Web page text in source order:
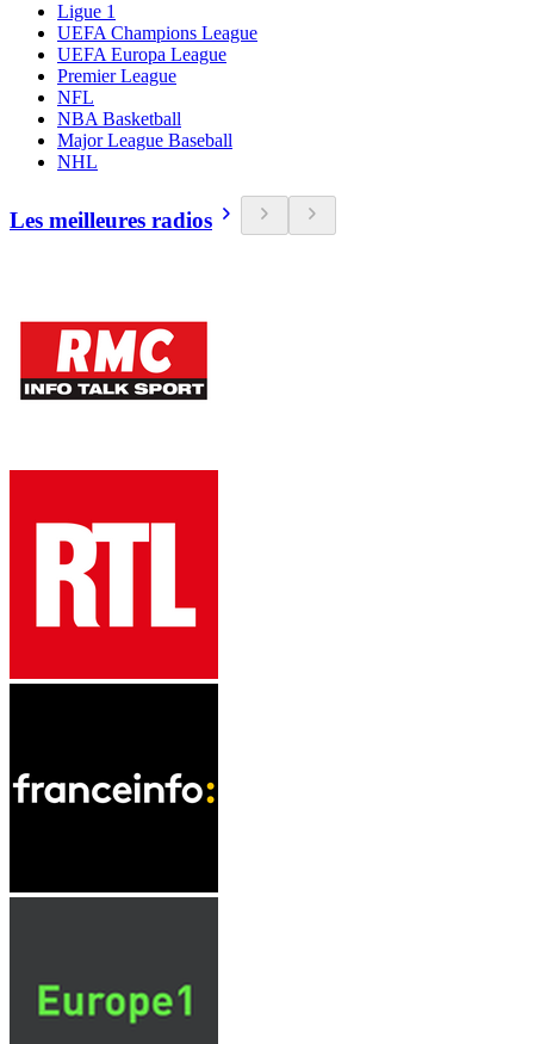
Ligue 1
UEFA Champions League
UEFA Europa League
Premier League
NFL
NBA Basketball
Major League Baseball
NHL
Les meilleures radios